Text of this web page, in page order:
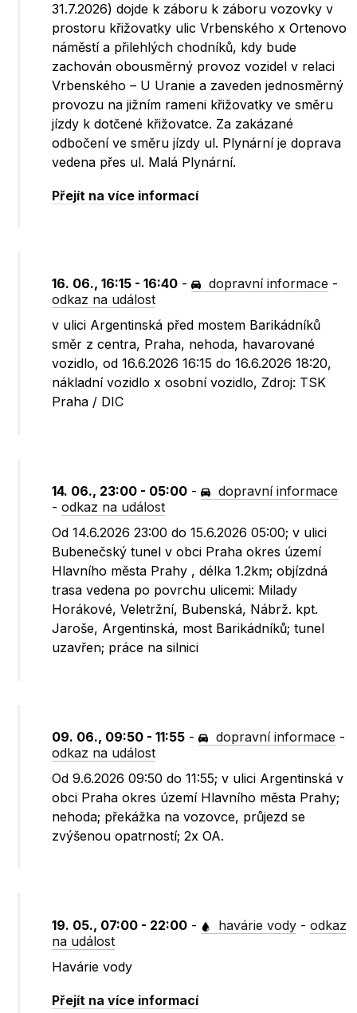
31.7.2026) dojde k záboru k záboru vozovky v
prostoru křižovatky ulic Vrbenského x Ortenovo
náměstí a přilehlých chodníků, kdy bude
zachován obousměrný provoz vozidel v relaci
Vrbenského – U Uranie a zaveden jednosměrný
provozu na jižním rameni křižovatky ve směru
jízdy k dotčené křižovatce. Za zakázané
odbočení ve směru jízdy ul. Plynární je doprava
vedena přes ul. Malá Plynární.
Přejít na více informací
16. 06., 16:15 - 16:40 - dopravní informace -
odkaz na událost
v ulici Argentinská před mostem Barikádníků
směr z centra, Praha, nehoda, havarované
vozidlo, od 16.6.2026 16:15 do 16.6.2026 18:20,
nákladní vozidlo x osobní vozidlo, Zdroj: TSK
Praha / DIC
14. 06., 23:00 - 05:00 -
dopravní informace
-odkaz na událost
Od 14.6.2026 23:00 do 15.6.2026 05:00; v ulici
Bubenečský tunel v obci Praha okres území
Hlavního města Prahy , délka 1.2km; objízdná
trasa vedena po povrchu ulicemi: Milady
Horákové, Veletržní, Bubenská, Nábrž. kpt.
Jaroše, Argentinská, most Barikádníků; tunel
uzavřen; práce na silnici
09. 06., 09:50 - 11:55 - dopravní informace -
odkaz na událost
Od 9.6.2026 09:50 do 11:55; v ulici Argentinská v
obci Praha okres území Hlavního města Prahy;
nehoda; překážka na vozovce, průjezd se
zvýšenou opatrností; 2x OA.
19. 05., 07:00 - 22:00 - havárie vody -odkaz
na událost
Havárie vody
Přejít na více informací